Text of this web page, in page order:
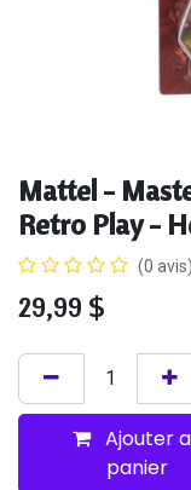
Mattel -
Retro Play -
(0 avis)
29,99 $
Ajouter
panier